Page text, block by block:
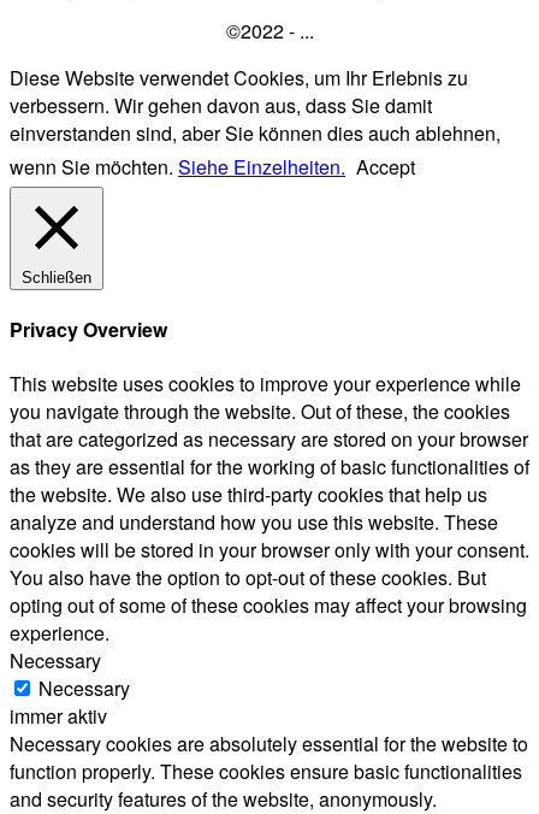
©2022 - ...
Diese Website verwendet Cookies, um Ihr Erlebnis zu
verbessern. Wir gehen davon aus, dass Sie damit
einverstanden sind, aber Sie können dies auch ablehnen,
wenn Sie möchten. Siehe Einzelheiten. Accept
Schließen
Privacy Overview
This website uses cookies to improve your experience while
you navigate through the website. Out of these, the cookies
that are categorized as necessary are stored on your browser
as they are essential for the working of basic functionalities of
the website. We also use third-party cookies that help us
analyze and understand how you use this website. These
cookies will be stored in your browser only with your consent.
You also have the option to opt-out of these cookies. But
opting out of some of these cookies may affect your browsing
experience.
Necessary
Necessary
immer aktiv
Necessary cookies are absolutely essential for the website to
function properly. These cookies ensure basic functionalities
and security features of the website, anonymously.